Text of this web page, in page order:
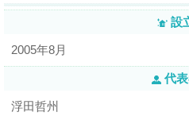
設
2005年8月
代
浮田哲州